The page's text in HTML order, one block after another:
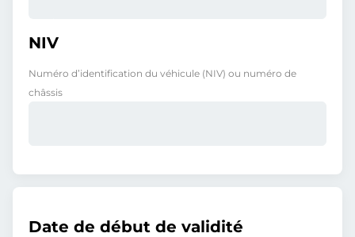
NIV
Numéro d’identification du véhicule (NIV) ou numéro de
châssis
Date de début de validité